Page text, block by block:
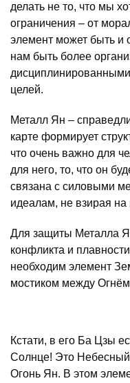
делать не то, что мы
ограничения – от
элемент может быть и
нам быть более
целей.
Металл Ян –
карте формирует
что очень важно для
для него, то, что он
связана с силовыми
идеалам, не взирая на
Для защиты Металла
конфликта и
необходим элемент
мостиком между
Кстати, в его Ба Цзы
Солнце! Это
Огонь Ян. В этом